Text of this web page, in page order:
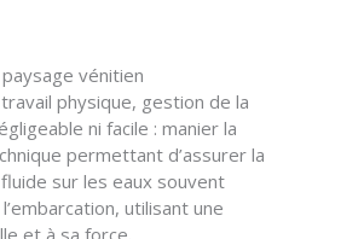
vénitien
physique, gestion de la
ni facile : manier la
permettant d’assurer la
sur les eaux souvent
utilisant une